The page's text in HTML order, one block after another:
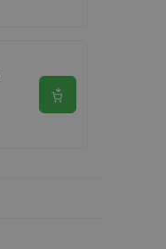
Se produkt